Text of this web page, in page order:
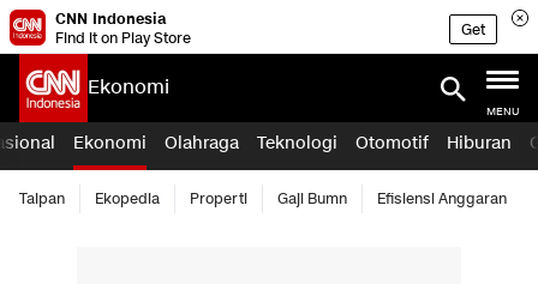
CNN Indonesia
Find it on Play Store
Get
Ekonomi
MENU
Ekonomi Olahraga Teknologi Otomotif Hiburan
Taipan Ekopedia Properti Gaji Bumn Efisiensi Anggaran